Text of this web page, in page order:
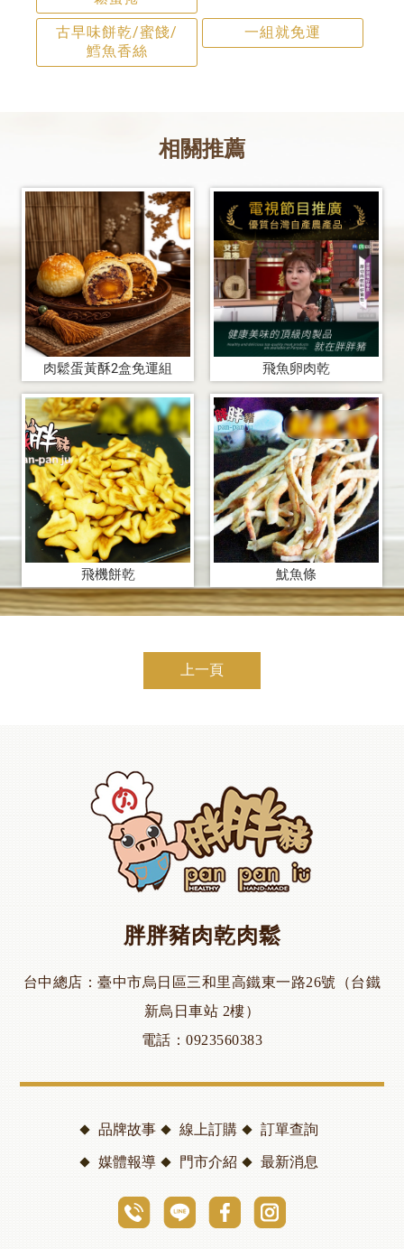
古早味餅乾/蜜餞/
鱈魚香絲
一組就免運
肉鬆蛋黃酥2盒免運組 飛魚卵肉乾
飛機餅乾 魷魚條
上一頁
胖胖豬肉乾肉鬆
台中總店
臺中市烏日區三和里高鐵東一路26號（台鐵
新烏日車站 2樓）
電話
0923560383
品牌故事 線上訂購 訂單查詢
媒體報導 門市介紹 最新消息